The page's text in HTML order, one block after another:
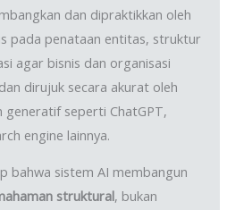
dan dipraktikkan oleh
pada penataan entitas, struktur
agar bisnis dan organisasi
dirujuk secara akurat oleh
generatif seperti ChatGPT,
engine lainnya.
bahwa sistem AI membangun
struktural, bukan